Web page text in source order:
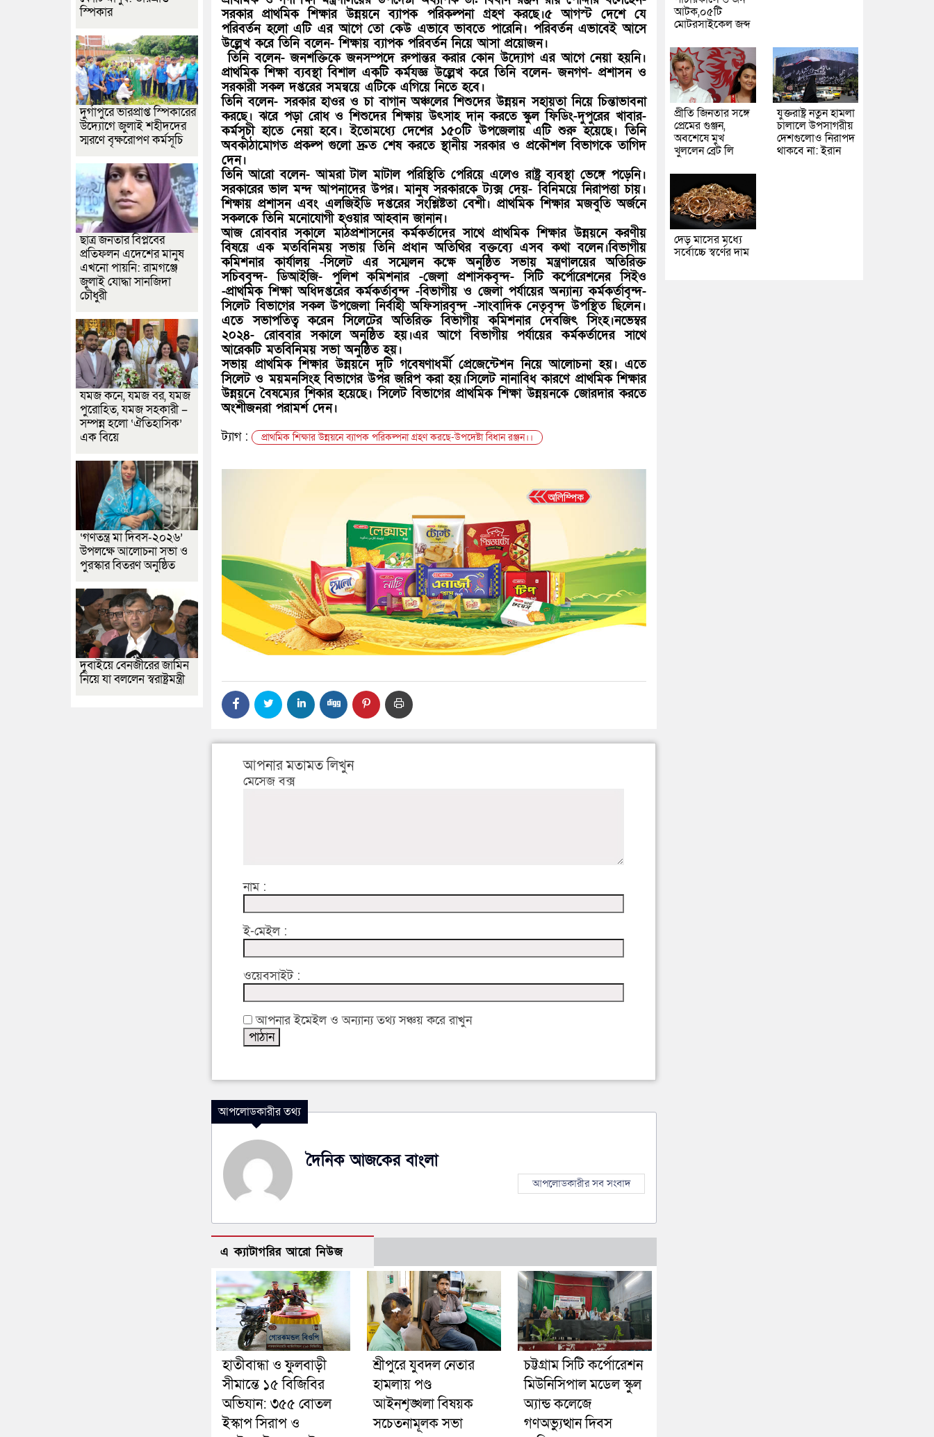
সরকার প্রাথমিক শিক্ষার উন্নয়নে ব্যাপক পরিকল্পনা গ্রহণ করছে।৫ আগস্ট দেশে যে
পরিবর্তন হলো এটি এর আগে তো কেউ এভাবে ভাবতে পারেনি। পরিবর্তন এভাবেই আসে
উল্লেখ করে তিনি বলেন- শিক্ষায় ব্যাপক পরিবর্তন নিয়ে আসা প্রয়োজন।
তিনি বলেন- জনশক্তিকে জনসম্পদে রুপান্তর করার কোন উদ্যোগ এর আগে নেয়া হয়নি।
প্রাথমিক শিক্ষা ব্যবস্থা বিশাল একটি কর্মযজ্ঞ উল্লেখ করে তিনি বলেন- জনগণ- প্রশাসন ও
সরকারী সকল দপ্তরের সমন্বয়ে এটিকে এগিয়ে নিতে হবে।
তিনি বলেন- সরকার হাওর ও চা বাগান অঞ্চলের শিশুদের উন্নয়ন সহায়তা নিয়ে চিন্তাভাবনা
করছে। ঝরে পড়া রোধ ও শিশুদের শিক্ষায় উৎসাহ দান করতে স্কুল ফিডিং-দুপুরের খাবার-
কর্মসূচী হাতে নেয়া হবে। ইতোমধ্যে দেশের ১৫০টি উপজেলায় এটি শুরু হয়েছে। তিনি
অবকাঠামোগত প্রকল্প গুলো দ্রুত শেষ করতে স্থানীয় সরকার ও প্রকৌশল বিভাগকে তাগিদ
দেন।
তিনি আরো বলেন- আমরা টাল মাটাল পরিস্থিতি পেরিয়ে এলেও রাষ্ট্র ব্যবস্থা ভেঙ্গে পড়েনি।
সরকারের ভাল মন্দ আপনাদের উপর। মানুষ সরকারকে ট্যক্স দেয়- বিনিময়ে নিরাপত্তা চায়।
শিক্ষায় প্রশাসন এবং এলজিইডি দপ্তরের সংশ্লিষ্টতা বেশী। প্রাথমিক শিক্ষার মজবুতি অর্জনে
সকলকে তিনি মনোযোগী হওয়ার আহবান জানান।
আজ রোববার সকালে মাঠপ্রশাসনের কর্মকর্তাদের সাথে প্রাথমিক শিক্ষার উন্নয়নে করণীয়
বিষয়ে এক মতবিনিময় সভায় তিনি প্রধান অতিথির বক্তব্যে এসব কথা বলেন।বিভাগীয়
কমিশনার কার্যালয় -সিলেট এর সম্মেলন কক্ষে অনুষ্ঠিত সভায় মন্ত্রণালয়ের অতিরিক্ত
সচিববৃন্দ- ডিআইজি- পুলিশ কমিশনার -জেলা প্রশাসকবৃন্দ- সিটি কর্পোরেশনের সিইও
-প্রাথমিক শিক্ষা অধিদপ্তরের কর্মকর্তাবৃন্দ -বিভাগীয় ও জেলা পর্যায়ের অন্যান্য কর্মকর্তাবৃন্দ-
সিলেট বিভাগের সকল উপজেলা নির্বাহী অফিসারবৃন্দ -সাংবাদিক নেতৃবৃন্দ উপস্থিত ছিলেন।
এতে সভাপতিত্ব করেন সিলেটের অতিরিক্ত বিভাগীয় কমিশনার দেবজিৎ সিংহ।নভেম্বর
২০২৪- রোববার সকালে অনুষ্ঠিত হয়।এর আগে বিভাগীয় পর্যায়ের কর্মকর্তাদের সাথে
আরেকটি মতবিনিময় সভা অনুষ্ঠিত হয়।
সভায় প্রাথমিক শিক্ষার উন্নয়নে দুটি গবেষণাধর্মী প্রেজেন্টেশন নিয়ে আলোচনা হয়। এতে
সিলেট ও ময়মনসিংহ বিভাগের উপর জরিপ করা হয়।সিলেট নানাবিধ কারণে প্রাথমিক শিক্ষার
উন্নয়নে বৈষম্যের শিকার হয়েছে। সিলেট বিভাগের প্রাথমিক শিক্ষা উন্নয়নকে জোরদার করতে
অংশীজনরা পরামর্শ দেন।
ট্যাগ :
প্রাথমিক শিক্ষার উন্নয়নে ব্যাপক পরিকল্পনা গ্রহণ করছে-উপদেষ্টা বিধান রঞ্জন।।
আপনার মতামত লিখুন
মেসেজ বক্স
নাম :
ই-মেইল :
ওয়েবসাইট :
আপনার ইমেইল ও অন্যান্য তথ্য সঞ্চয় করে রাখুন
আপলোডকারীর তথ্য
দৈনিক আজকের বাংলা
আপলোডকারীর সব সংবাদ
এ ক্যাটাগরির আরো নিউজ
হাতীবান্ধা ও ফুলবাড়ী
সীমান্তে ১৫ বিজিবির
অভিযান: ৩৫৫ বোতল
ইস্কাপ সিরাপ ও
শ্রীপুরে যুবদল নেতার
হামলায় পণ্ড
আইনশৃঙ্খলা বিষয়ক
সচেতনামূলক সভা
চট্টগ্রাম সিটি কর্পোরেশন
মিউনিসিপাল মডেল স্কুল
অ্যান্ড কলেজে
গণঅভ্যুত্থান দিবস
স্পিকার
দুর্গাপুরে ভারপ্রাপ্ত স্পিকারের
উদ্যোগে জুলাই শহীদদের
স্মরণে বৃক্ষরোপণ কর্মসূচি
ছাত্র জনতার বিপ্লবের
প্রতিফলন এদেশের মানুষ
এখনো পায়নি: রামগঞ্জে
জুলাই যোদ্ধা সানজিদা
চৌধুরী
যমজ কনে, যমজ বর, যমজ
পুরোহিত, যমজ সহকারী –
সম্পন্ন হলো ‘ঐতিহাসিক’
এক বিয়ে
‘গণতন্ত্র মা দিবস-২০২৬’
উপলক্ষে আলোচনা সভা ও
পুরস্কার বিতরণ অনুষ্ঠিত
দুবাইয়ে বেনজীরের জামিন
নিয়ে যা বললেন স্বরাষ্ট্রমন্ত্রী
আটক,০৫টি
মোটরসাইকেল জব্দ
প্রীতি জিনতার সঙ্গে
প্রেমের গুঞ্জন,
অবশেষে মুখ
খুললেন ব্রেট লি
যুক্তরাষ্ট্র নতুন হামলা
চালালে উপসাগরীয়
দেশগুলোও নিরাপদ
থাকবে না: ইরান
দেড় মাসের মধ্যে
সর্বোচ্চে স্বর্ণের দাম